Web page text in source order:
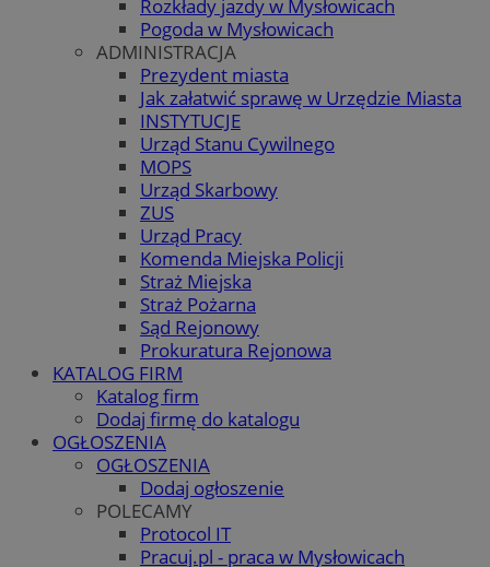
Rozkłady jazdy w Mysłowicach
Pogoda w Mysłowicach
ADMINISTRACJA
Prezydent miasta
Jak załatwić sprawę w Urzędzie Miasta
INSTYTUCJE
Urząd Stanu Cywilnego
MOPS
Urząd Skarbowy
ZUS
Urząd Pracy
Komenda Miejska Policji
Straż Miejska
Straż Pożarna
Sąd Rejonowy
Prokuratura Rejonowa
KATALOG FIRM
Katalog firm
Dodaj firmę do katalogu
OGŁOSZENIA
OGŁOSZENIA
Dodaj ogłoszenie
POLECAMY
Protocol IT
Pracuj.pl - praca w Mysłowicach